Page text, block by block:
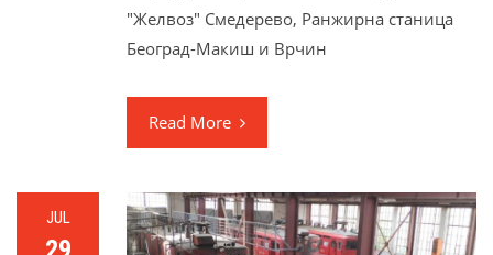
"Желвоз" Смедерево, Ранжирна станица
Београд-Макиш и Врчин
Read More
JUL